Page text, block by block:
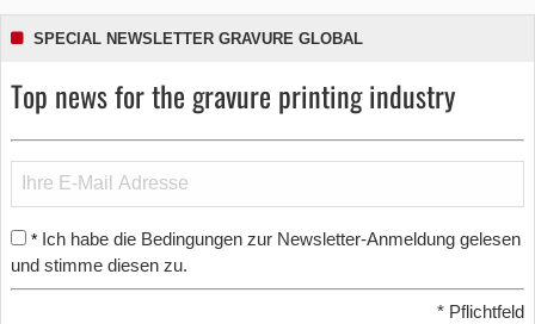
SPECIAL NEWSLETTER GRAVURE GLOBAL
Top news for the gravure printing industry
* Ich habe die Bedingungen zur Newsletter-Anmeldung gelesen
und stimme diesen zu.
* Pflichtfeld